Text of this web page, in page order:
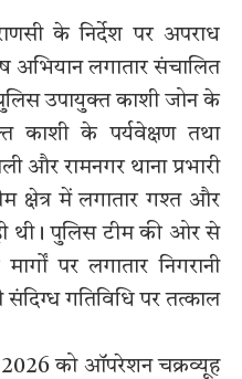
के निर्देश पर अपराध
अभियान लगातार संचालित
उपायुक्त काशी जोन के
काशी के पर्यवेक्षण तथा
रामनगर थाना प्रभारी
क्षेत्र में लगातार गश्त और
थी। पुलिस टीम की ओर से
पर लगातार निगरानी
संदिग्ध गतिविधि पर तत्काल
को ऑपरेशन चक्रव्यूह